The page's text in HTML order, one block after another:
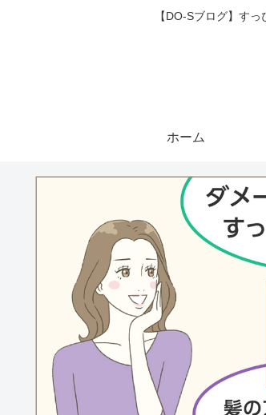
【DO-Sブログ】す
ホーム